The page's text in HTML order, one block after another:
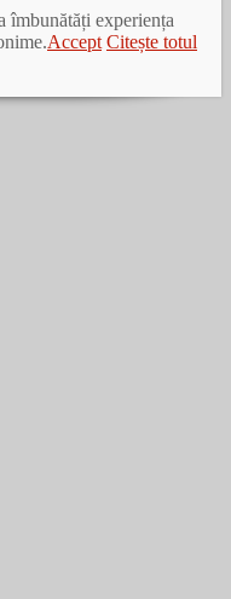
îmbunătăți experiența
Accept Citește totul